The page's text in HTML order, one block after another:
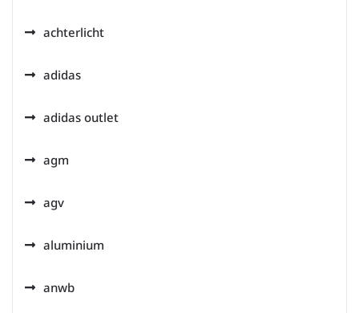
achterlicht
adidas
adidas outlet
agm
agv
aluminium
anwb